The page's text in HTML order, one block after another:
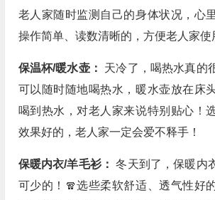
老人家随时监测自己的身体状况，心
操作简单、读数清晰的，方便老人家使
保温杯/暖水壶： 天冷了，喝热水真的
可以随时随地喝热水，暖水壶放在床
喝到热水，对老人家来说特别贴心！
效果好的，老人家一定会爱不释手！
保暖内衣/羊毛衫：冬天到了，保暖内
可少的！🧣选些柔软舒适、透气性好